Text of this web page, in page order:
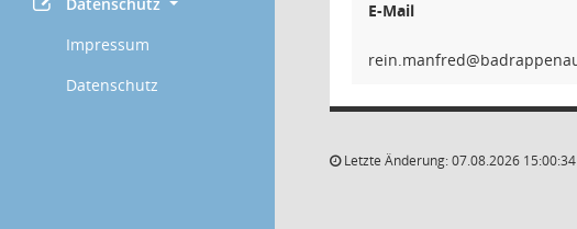
Impressum
Datenschutz
E-Mail
derfna
Letzte Änderung: 07.08.2026 15:00:34